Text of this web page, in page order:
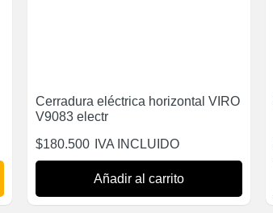
Cerradura eléctrica horizontal VIRO
V9083 electr
$180.500 IVA INCLUIDO
Añadir al carrito